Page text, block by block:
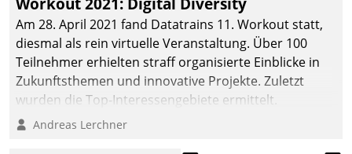
Lösungen mit hohem
Zukunftspotenzial.
Am 28. April 2021 fand Datatrains 11. Workout statt,
diesmal als rein virtuelle Veranstaltung. Über 100
Teilnehmer erhielten straff organisierte Einblicke in
Zukunftsthemen und innovative Projekte. Zuletzt
wurden die Top-Interessengebiete ermittelt.
Andreas Lerchner